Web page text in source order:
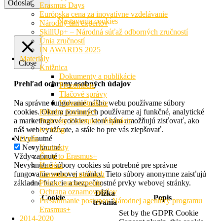
Erasmus Days
Európska cena za inovatívne vzdelávanie
Národný tím expertov
SkillUp+ – Národná súťaž odborných zručností
Únia zručností
IN AWARDS 2025
Materiály
Knižnica
Dokumenty a publikácie
Prezentácie
Tlačové správy
Videoinštrukcie
Príbehy Erasmus+
Podcasty Erasmus+ inšpirácie
E+ blog
O nás
Kontakty
Čo je to Erasmus+
Kariéra
Erasmus+ v médiách
Právne upozornenie
Ochrana oznamovateľov
Preskúmanie postupov Národnej agentúry programu
Erasmus+
2014-2020
Odoslať
© 2026 SAAICNastavenia cookies
Close
Prehľad ochrany osobných údajov
Na správne fungovanie nášho webu používame súbory
cookies. Okrem povinných používame aj funkčné, analytické
a marketingové cookies, ktoré nám umožňujú zisťovať, ako
náš web využívate, a stále ho pre vás zlepšovať.
Nevyhnutné
Nevyhnutné
Vždy zapnuté
Nevyhnutné súbory cookies sú potrebné pre správne
fungovanie webovej stránky. Tieto súbory anonymne zaisťujú
základné funkcie a bezpečnostné prvky webovej stránky.
Cookie
Dĺžka
trvania
Popis
Set by the GDPR Cookie